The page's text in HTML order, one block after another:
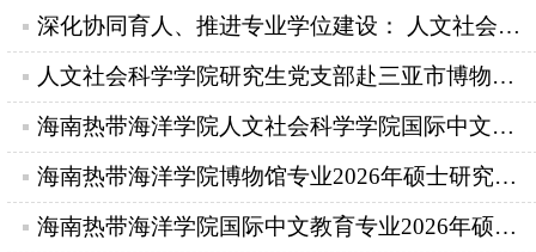
深化协同育人、推进专业学位建设： 人文社会科学学院赴海南省文物考古研...
人文社会科学学院研究生党支部赴三亚市博物馆开展主题党日暨《文物摄影...
海南热带海洋学院人文社会科学学院国际中文教育专业2026年硕士研究生招...
海南热带海洋学院博物馆专业2026年硕士研究生招生一志愿考生复试成绩公示
海南热带海洋学院国际中文教育专业2026年硕士研究生招生一志愿考生复试...